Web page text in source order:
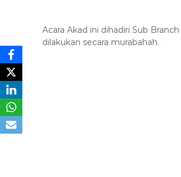
Acara Akad ini dihadiri Sub
dilakukan secara murabahah.